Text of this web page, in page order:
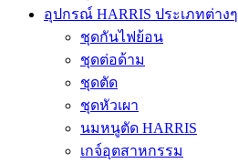
อุปกรณ์ HARRIS ประเภทต่างๆ
ชุดกันไฟย้อน
ชุดต่อด้าม
ชุดตัด
ชุดหัวเผา
นมหนูตัด HARRIS
เกจ์อุตสาหกรรม